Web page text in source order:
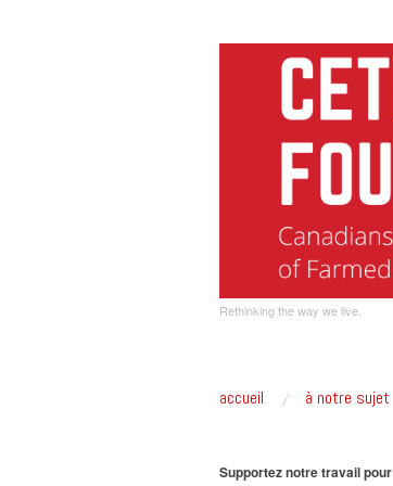
Rethinking the way we live.
accueil à notre sujet
Supportez notre travail pour